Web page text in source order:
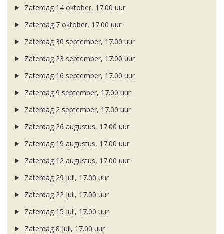
Zaterdag 14 oktober, 17.00 uur
Zaterdag 7 oktober, 17.00 uur
Zaterdag 30 september, 17.00 uur
Zaterdag 23 september, 17.00 uur
Zaterdag 16 september, 17.00 uur
Zaterdag 9 september, 17.00 uur
Zaterdag 2 september, 17.00 uur
Zaterdag 26 augustus, 17.00 uur
Zaterdag 19 augustus, 17.00 uur
Zaterdag 12 augustus, 17.00 uur
Zaterdag 29 juli, 17.00 uur
Zaterdag 22 juli, 17.00 uur
Zaterdag 15 juli, 17.00 uur
Zaterdag 8 juli, 17.00 uur